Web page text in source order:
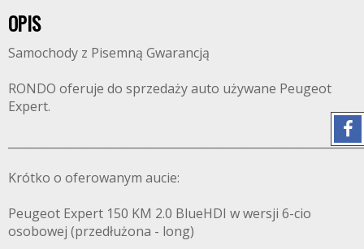
OPIS
Samochody z Pisemną Gwarancją
RONDO oferuje do sprzedaży auto używane Peugeot
Expert.
Krótko o oferowanym aucie:
Peugeot Expert 150 KM 2.0 BlueHDI w wersji 6-cio
osobowej (przedłużona - long)